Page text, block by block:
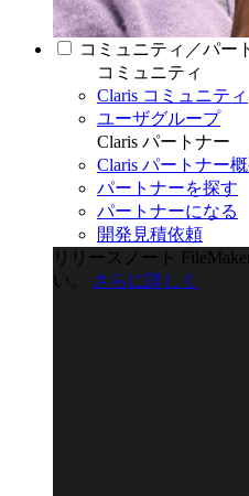
コミュニティ／パー
コミュニティ
Claris コミュニティ
ユーザグループ
Claris パートナー
Claris パートナー
パートナーを探す
パートナーになる
開発見積依頼
リリースノート
い。
さらに詳しく